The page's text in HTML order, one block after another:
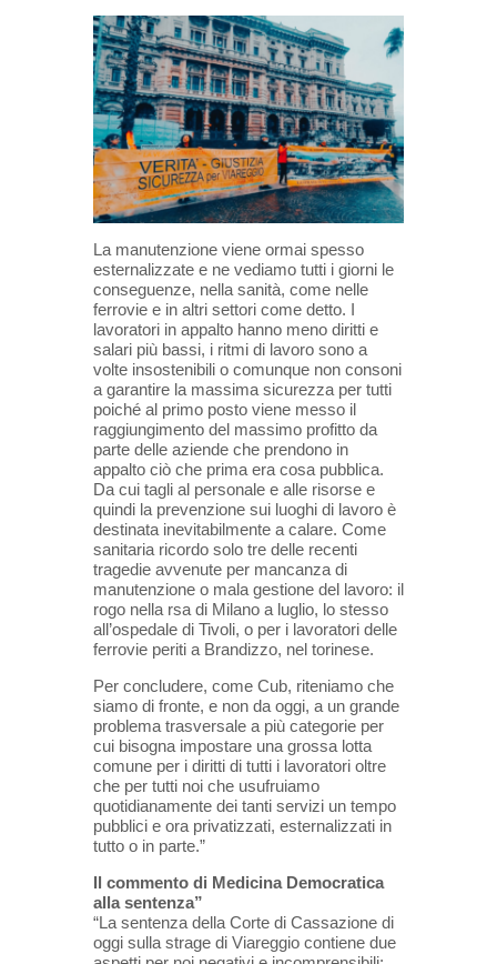
La manutenzione viene ormai spesso
esternalizzate e ne vediamo tutti i giorni le
conseguenze, nella sanità, come nelle
ferrovie e in altri settori come detto. I
lavoratori in appalto hanno meno diritti e
salari più bassi, i ritmi di lavoro sono a
volte insostenibili o comunque non consoni
a garantire la massima sicurezza per tutti
poiché al primo posto viene messo il
raggiungimento del massimo profitto da
parte delle aziende che prendono in
appalto ciò che prima era cosa pubblica.
Da cui tagli al personale e alle risorse e
quindi la prevenzione sui luoghi di lavoro è
destinata inevitabilmente a calare. Come
sanitaria ricordo solo tre delle recenti
tragedie avvenute per mancanza di
manutenzione o mala gestione del lavoro: il
rogo nella rsa di Milano a luglio, lo stesso
all’ospedale di Tivoli, o per i lavoratori delle
ferrovie periti a Brandizzo, nel torinese.
Per concludere, come Cub, riteniamo che
siamo di fronte, e non da oggi, a un grande
problema trasversale a più categorie per
cui bisogna impostare una grossa lotta
comune per i diritti di tutti i lavoratori oltre
che per tutti noi che usufruiamo
quotidianamente dei tanti servizi un tempo
pubblici e ora privatizzati, esternalizzati in
tutto o in parte.”
Il commento di Medicina Democratica
alla sentenza”
“La sentenza della Corte di Cassazione di
oggi sulla strage di Viareggio contiene due